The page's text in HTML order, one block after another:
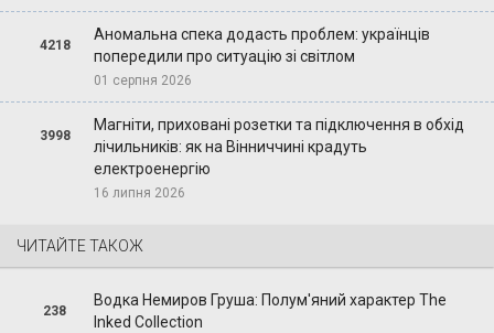
4218
Аномальна спека додасть проблем: українців
попередили про ситуацію зі світлом
01 серпня 2026
3998
Магніти, приховані розетки та підключення в обхід
лічильників: як на Вінниччині крадуть
електроенергію
16 липня 2026
ЧИТАЙТЕ ТАКОЖ
238
Водка Немиров Груша: Полум'яний характер The
Inked Collection